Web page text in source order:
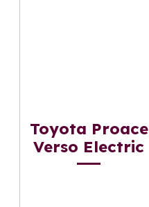
Toyota Proace
Verso Electric